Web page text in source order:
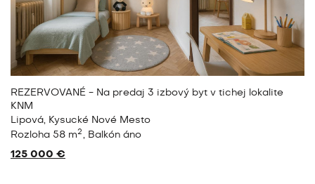
- Na predaj 3 izbový byt v tichej lokalite
Kysucké Nové Mesto
58 m2 Balkón áno
000 €